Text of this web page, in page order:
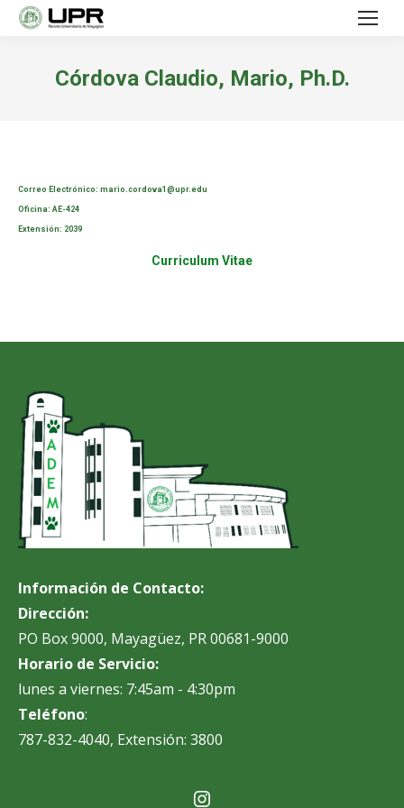
Córdova Claudio, Mario, Ph.D.
Correo Electrónico: mario.cordova1@upr.edu
Oficina: AE-424
Extensión: 2039
Curriculum Vitae
Información de Contacto:
Dirección:
PO Box 9000, Mayagüez, PR 00681-9000
Horario de Servicio:
lunes a viernes: 7:45am - 4:30pm
Teléfono:
787-832-4040, Extensión: 3800
Instagram